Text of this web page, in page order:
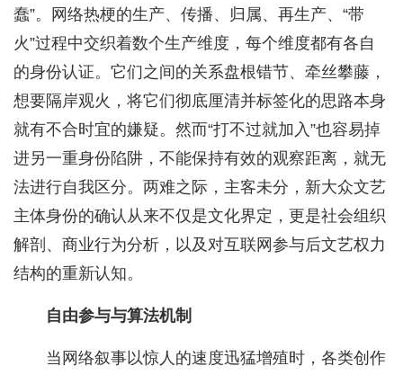
蠢”。网络热梗的生产、传播、归属、再生产、“带
火”过程中交织着数个生产维度，每个维度都有各自
的身份认证。它们之间的关系盘根错节、牵丝攀藤，
想要隔岸观火，将它们彻底厘清并标签化的思路本身
就有不合时宜的嫌疑。然而“打不过就加入”也容易掉
进另一重身份陷阱，不能保持有效的观察距离，就无
法进行自我区分。两难之际，主客未分，新大众文艺
主体身份的确认从来不仅是文化界定，更是社会组织
解剖、商业行为分析，以及对互联网参与后文艺权力
结构的重新认知。
自由参与与算法机制
当网络叙事以惊人的速度迅猛增殖时，各类创作